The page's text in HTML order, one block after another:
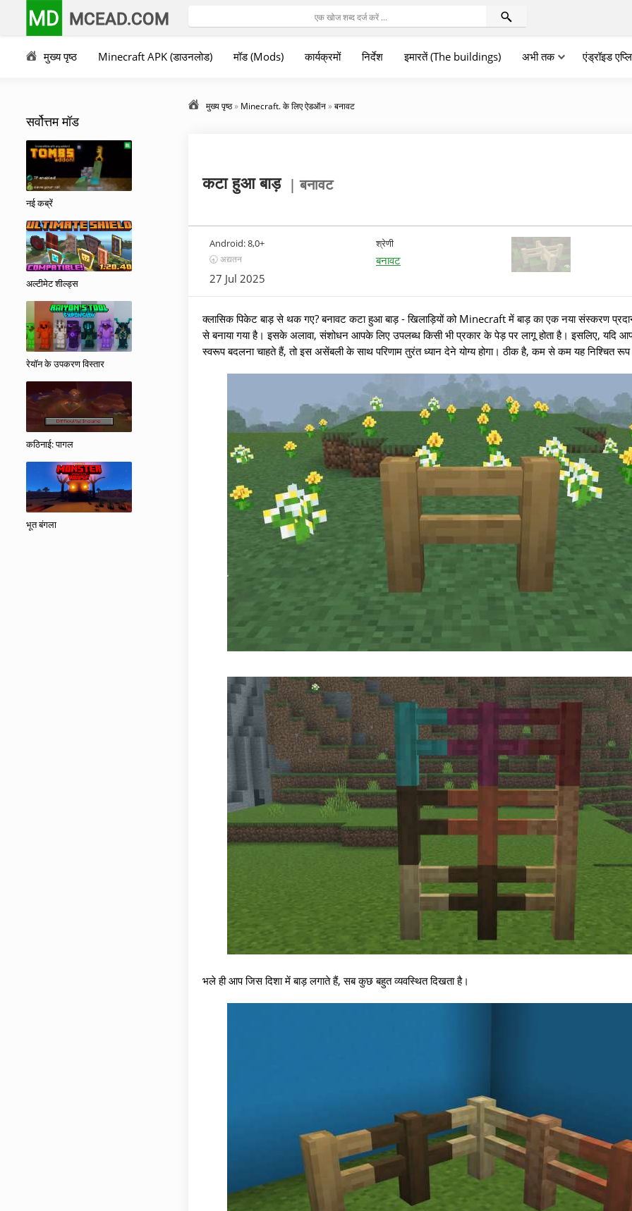
MD MCEAD.COM
मुख्य पृष्ठ Minecraft APK (डाउनलोड) मॉड (Mods) कार्यक्रमों निर्देश इमारतें (The buildings) अभी तक एंड्रॉइड
सर्वोत्तम मॉड
नई कब्रें
अल्टीमेट शील्ड्स
रेयॉन के उपकरण विस्तार
कठिनाई: पागल
भूत बंगला
मुख्य पृष्ठ» Minecraft. के लिए ऐडऑन»बनावट
कटा हुआ बाड़ | बनावट
Android:8,0+
🕣 अद्यतन
27 Jul 2025
श्रेणी
बनावट
क्लासिक पिकेट बाड़ से थक गए? बनावट कटा हुआ बाड़ - खिलाड़ियों को Minecraft में बाड़ का एक नया संस्करण
से बनाया गया है। इसके अलावा, संशोधन आपके लिए उपलब्ध किसी भी प्रकार के पेड़ पर लागू होता है। इसलिए, यदि
स्वरूप बदलना चाहते हैं, तो इस असेंबली के साथ परिणाम तुरंत ध्यान देने योग्य होगा। ठीक है, कम से कम यह निश्चित रूप
भले ही आप जिस दिशा में बाड़ लगाते हैं, सब कुछ बहुत व्यवस्थित दिखता है।